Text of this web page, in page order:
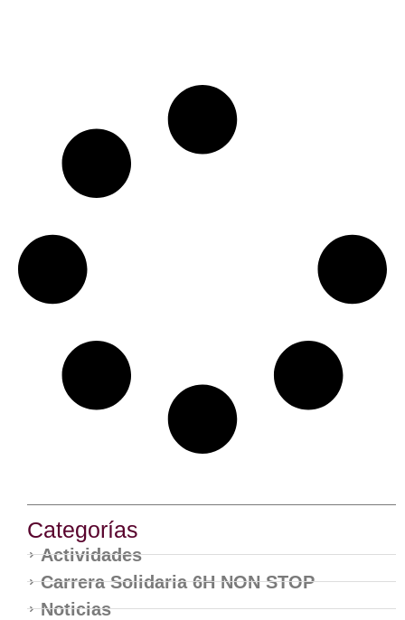
Categorías
Actividades
Carrera Solidaria 6H NON STOP
Noticias